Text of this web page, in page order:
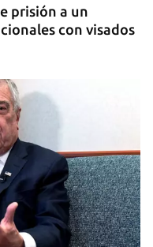
prisión a un
con visados